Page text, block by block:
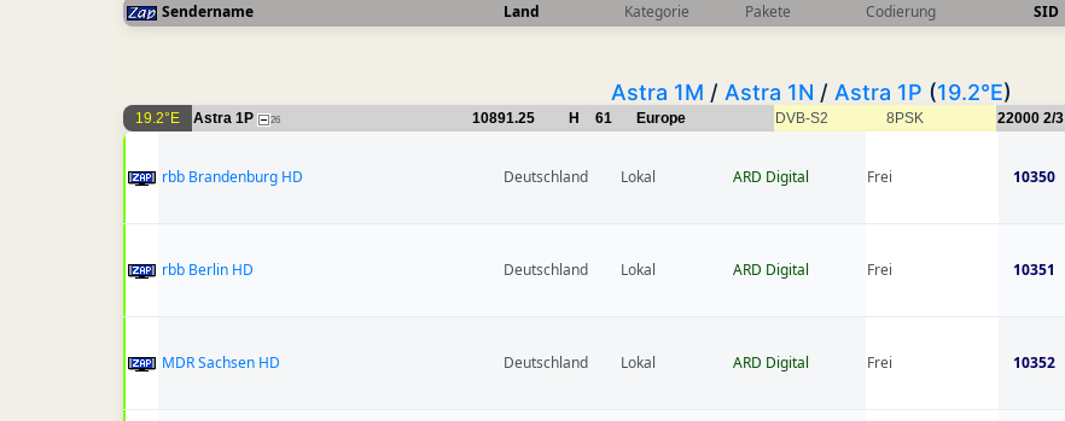
Sendername Land Kategorie Pakete Codierung SID
Astra 1M / Astra 1N / Astra 1P (19.2°E)
19.2°E Astra 1P 26 10891.25 H 61 Europe DVB-S2 8PSK 22000 2/3
rbb Brandenburg HD Deutschland Lokal ARD Digital Frei 10350
rbb Berlin HD Deutschland Lokal ARD Digital Frei 10351
MDR Sachsen HD Deutschland Lokal ARD Digital Frei 10352